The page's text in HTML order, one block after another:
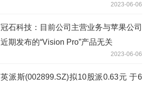
2023-06-06
冠石科技：目前公司主营业务与苹果公司
近期发布的“Vision Pro”产品无关
2023-06-06
英派斯(002899.SZ)拟10股派0.63元 于6